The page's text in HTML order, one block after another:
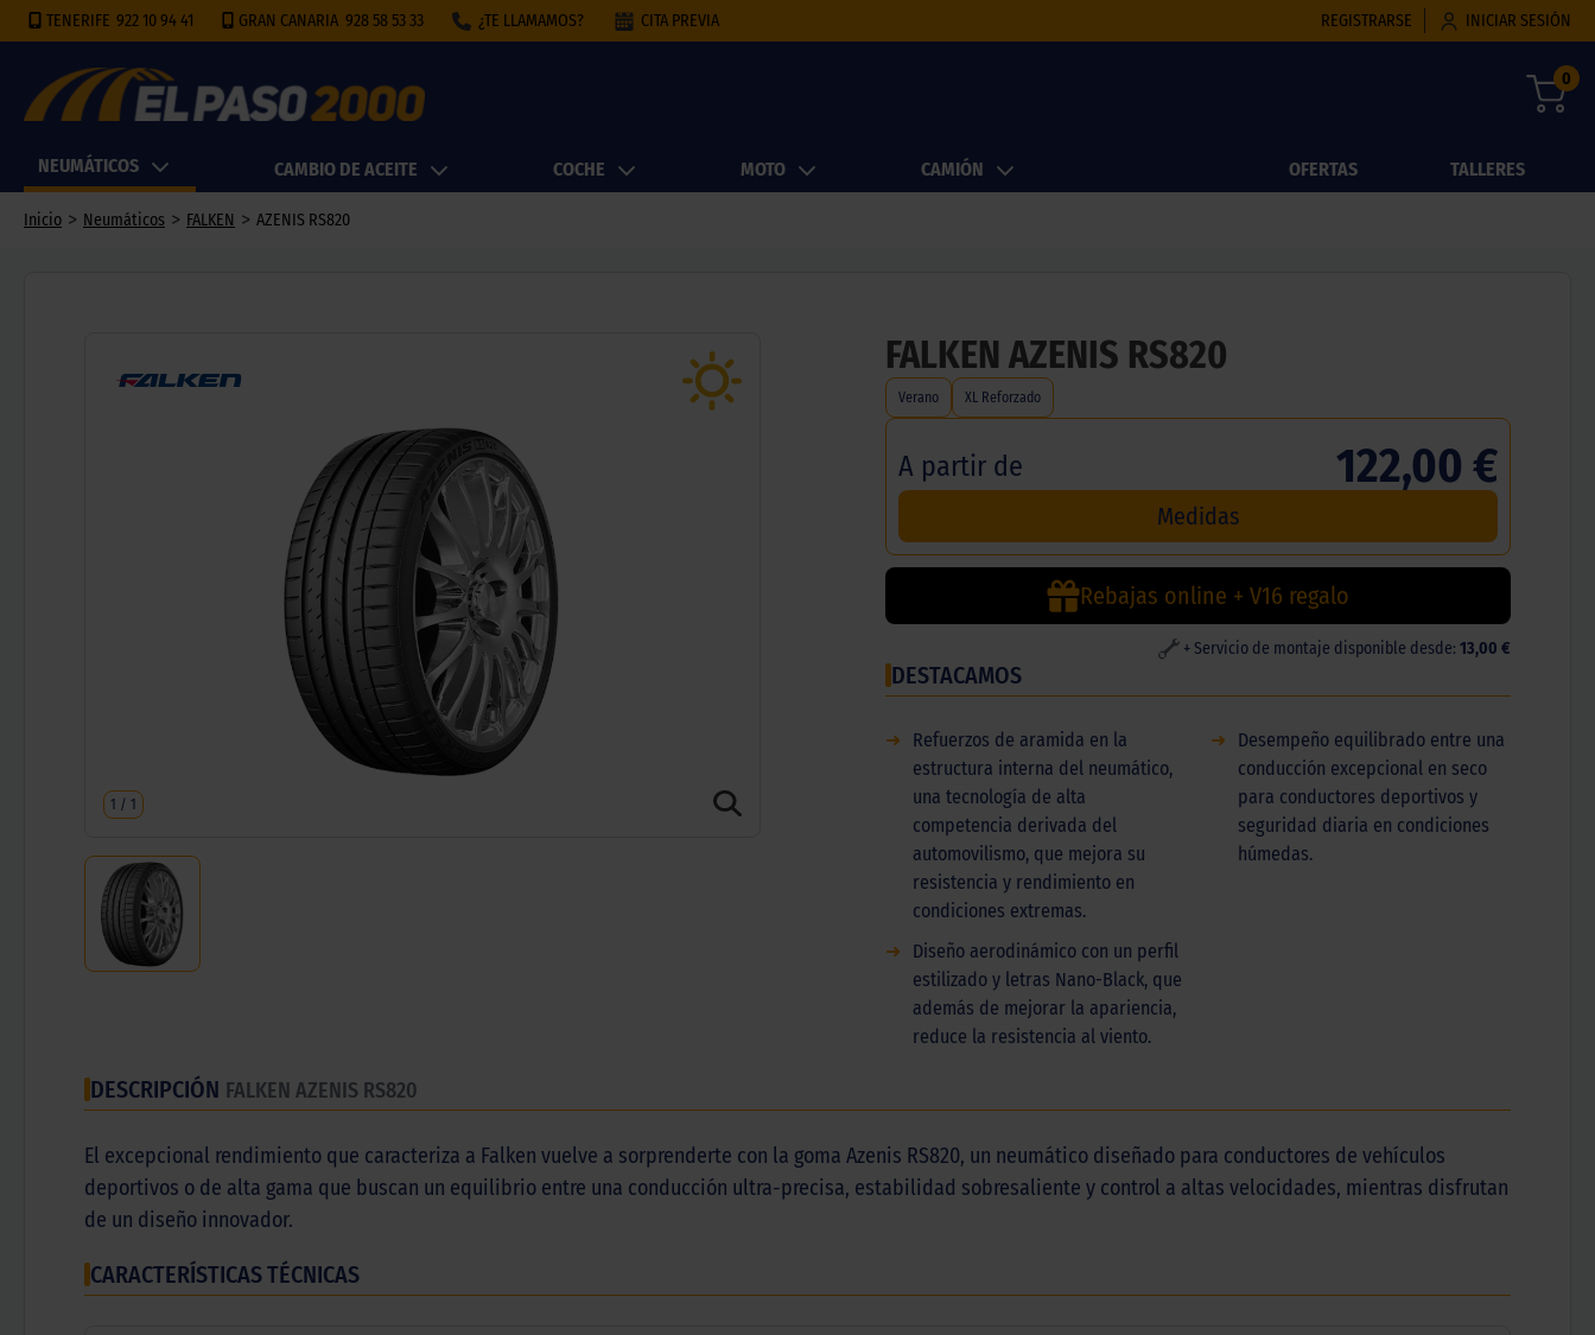
TENERIFE 922 10 94 41 GRAN CANARIA 928 58 53 33 ¿TE LLAMAMOS? CITA PREVIA REGISTRARSE INICIAR SESIÓN
0
NEUMÁTICOS CAMBIO DE ACEITE COCHE MOTO CAMIÓN OFERTAS TALLERES
Inicio > Neumáticos > FALKEN > AZENIS RS820
1 / 1
FALKEN AZENIS RS820
Verano XL Reforzado
A partir de 122,00 €
Medidas
Rebajas online + V16 regalo
+ Servicio de montaje disponible desde: 13,00 €
DESTACAMOS
➜
Refuerzos de aramida en la
estructura interna del neumático,
una tecnología de alta
competencia derivada del
automovilismo, que mejora su
resistencia y rendimiento en
condiciones extremas.
➜
Desempeño equilibrado entre una
conducción excepcional en seco
para conductores deportivos y
seguridad diaria en condiciones
húmedas.
➜
Diseño aerodinámico con un perfil
estilizado y letras Nano-Black, que
además de mejorar la apariencia,
reduce la resistencia al viento.
DESCRIPCIÓN FALKEN AZENIS RS820
El excepcional rendimiento que caracteriza a Falken vuelve a sorprenderte con la goma Azenis RS820, un neumático diseñado para conductores de vehículos
deportivos o de alta gama que buscan un equilibrio entre una conducción ultra-precisa, estabilidad sobresaliente y control a altas velocidades, mientras disfrutan
de un diseño innovador.
CARACTERÍSTICAS TÉCNICAS